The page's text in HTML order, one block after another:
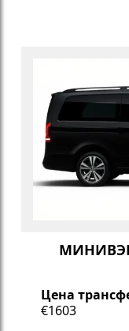
МИНИВЭН
Цена
€1603